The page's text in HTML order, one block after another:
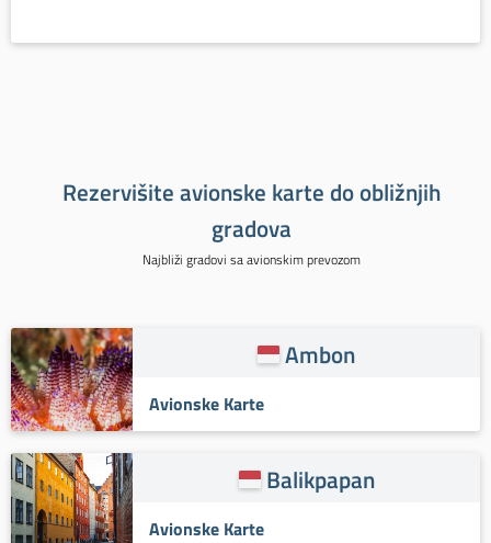
Rezervišite avionske karte do obližnjih
gradova
Najbliži gradovi sa avionskim prevozom
Ambon
Avionske Karte
Balikpapan
Avionske Karte